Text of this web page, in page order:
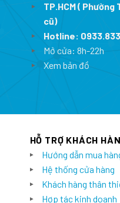
TP.HCM ( Phường
cũ)
Hotline:
Mở cửa: 8h-22h
Xem bản đồ
HỖ TRỢ KHÁCH
Hướng dẫn mua
Hệ thống cửa hàng
Khách hàng thân
Hợp tác kinh doanh